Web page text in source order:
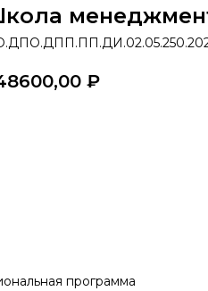
₽
программа